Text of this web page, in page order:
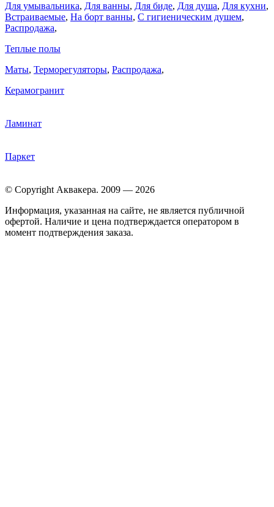
Для умывальника, Для ванны, Для биде, Для душа, Для кухни,
Встраиваемые, На борт ванны, C гигиеническим душем,
Распродажа,
Теплые полы
Маты, Терморегуляторы, Распродажа,
Керамогранит
Ламинат
Паркет
© Copyright Аквакера. 2009 — 2026
Информация, указанная на сайте, не является публичной
офертой. Наличие и цена подтверждается оператором в
момент подтверждения заказа.